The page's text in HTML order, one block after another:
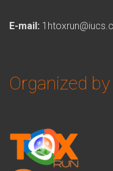
E-mail:
Organized by